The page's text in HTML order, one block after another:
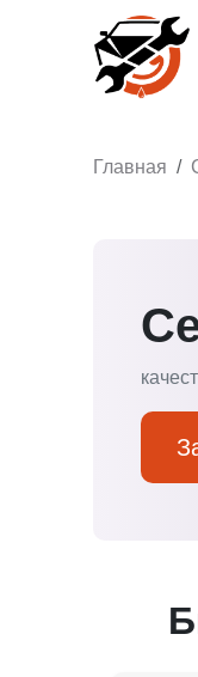
Главная